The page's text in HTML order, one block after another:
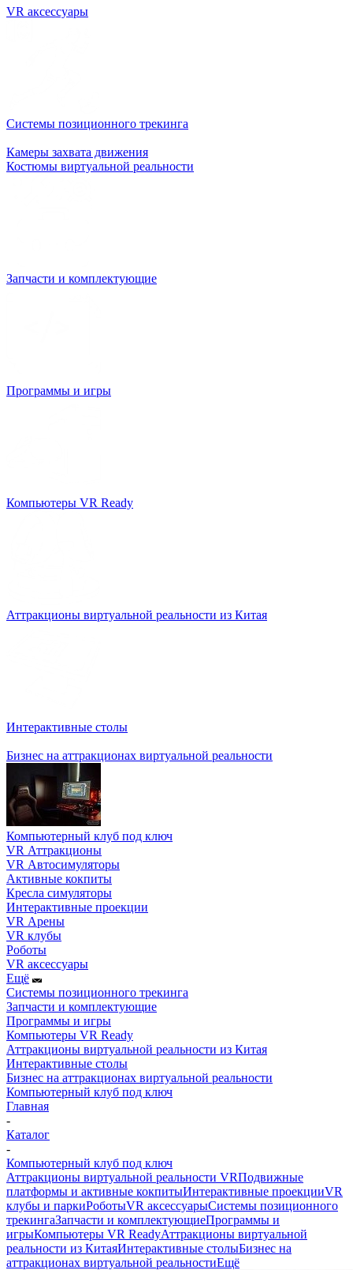
VR аксессуары
Системы позиционного трекинга
Камеры захвата движения
Костюмы виртуальной реальности
Запчасти и комплектующие
Программы и игры
Компьютеры VR Ready
Аттракционы виртуальной реальности из Китая
Интерактивные столы
Бизнес на аттракционах виртуальной реальности
Компьютерный клуб под ключ
VR Аттракционы
VR Автосимуляторы
Активные кокпиты
Кресла симуляторы
Интерактивные проекции
VR Арены
VR клубы
Роботы
VR аксессуары
Ещё
Системы позиционного трекинга
Запчасти и комплектующие
Программы и игры
Компьютеры VR Ready
Аттракционы виртуальной реальности из Китая
Интерактивные столы
Бизнес на аттракционах виртуальной реальности
Компьютерный клуб под ключ
Главная
-
Каталог
-
Компьютерный клуб под ключ
Аттракционы виртуальной реальности VRПодвижные
платформы и активные кокпитыИнтерактивные проекцииVR
клубы и паркиРоботыVR аксессуарыСистемы позиционного
трекингаЗапчасти и комплектующиеПрограммы и
игрыКомпьютеры VR ReadyАттракционы виртуальной
реальности из КитаяИнтерактивные столыБизнес на
аттракционах виртуальной реальностиЕщё